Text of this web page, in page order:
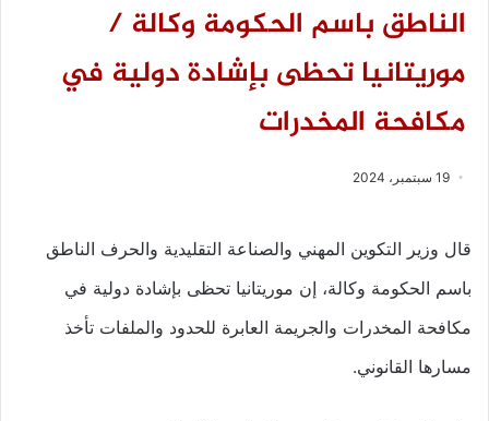
الناطق باسم الحكومة وكالة /
موريتانيا تحظى بإشادة دولية في
مكافحة المخدرات
19 سبتمبر، 2024
قال وزير التكوين المهني والصناعة التقليدية والحرف الناطق
باسم الحكومة وكالة، إن موريتانيا تحظى بإشادة دولية في
مكافحة المخدرات والجريمة العابرة للحدود والملفات تأخذ
مسارها القانوني.